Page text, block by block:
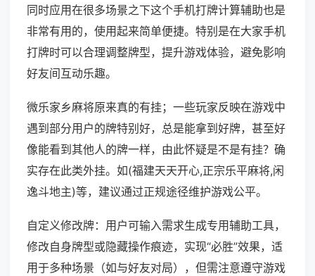
同时应用在很多场景之下这个手机打牌计算辅助也是
非常有用的，使用起来简单便捷。特别是在大家手机
打牌时可以合理调整牌型，提升游戏体验，避免影响
好友间互动乐趣。
微乐家乡麻将原来真的有挂；一些玩家反映在游戏中
遇到部分用户的牌特别好，总是能拿到好牌，甚至好
像能看到其他人的牌一样，由此怀疑是不是有挂？确
实存在此类外挂。如(福建天天开心,正宗乐平麻将,闲
逸斗地主)等，建议通过正规途径维护游戏公平。
自定义修改牌：用户可输入需求生成专用辅助工具，
修改自身牌型或隐藏操作痕迹，实现“必胜”效果，适
用于多种场景（如与好友对局），但需注意遵守游戏